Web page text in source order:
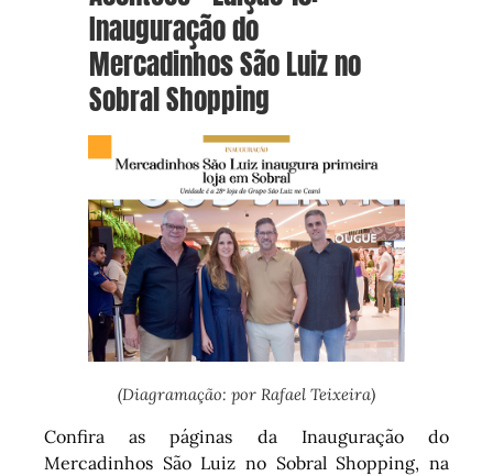
Inauguração do
Mercadinhos São Luiz no
Sobral Shopping
(Diagramação: por Rafael Teixeira)
Confira as páginas da Inauguração do
Mercadinhos São Luiz no Sobral Shopping, na